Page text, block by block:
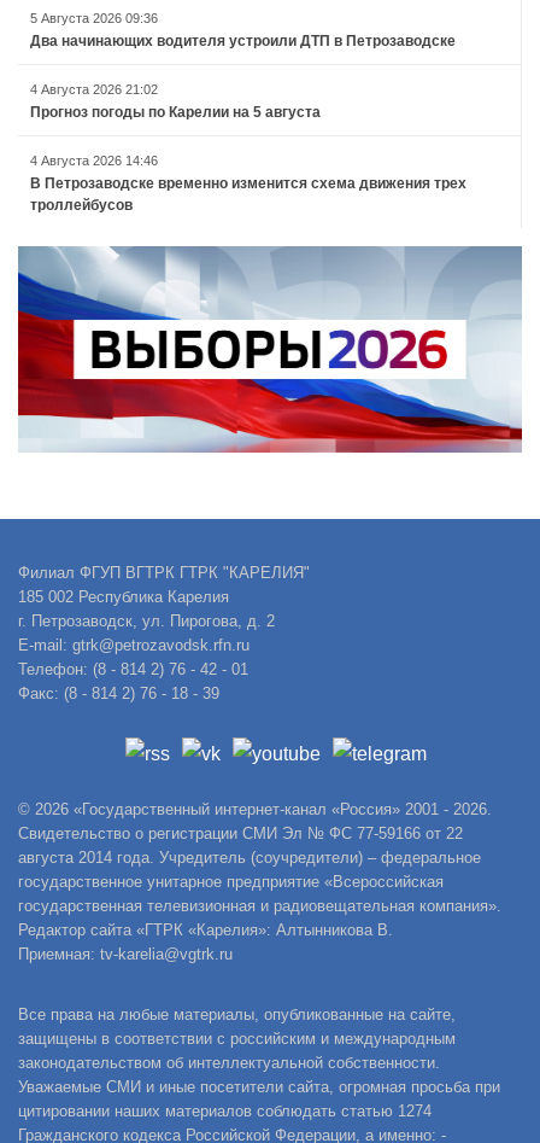
5 Августа 2026 09:36
Два начинающих водителя устроили ДТП в Петрозаводске
4 Августа 2026 21:02
Прогноз погоды по Карелии на 5 августа
4 Августа 2026 14:46
В Петрозаводске временно изменится схема движения трех
троллейбусов
Филиал ФГУП ВГТРК ГТРК "КАРЕЛИЯ"
185 002 Республика Карелия
г. Петрозаводск, ул. Пирогова, д. 2
E-mail: gtrk@petrozavodsk.rfn.ru
Телефон: (8 - 814 2) 76 - 42 - 01
Факс: (8 - 814 2) 76 - 18 - 39
© 2026 «Государственный интернет-канал «Россия» 2001 - 2026.
Свидетельство о регистрации СМИ Эл № ФС 77-59166 от 22
августа 2014 года. Учредитель (соучредители) – федеральное
государственное унитарное предприятие «Всероссийская
государственная телевизионная и радиовещательная компания».
Редактор сайта «ГТРК «Карелия»: Алтынникова В.
Приемная: tv-karelia@vgtrk.ru
Все права на любые материалы, опубликованные на сайте,
защищены в соответствии с российским и международным
законодательством об интеллектуальной собственности.
Уважаемые СМИ и иные посетители сайта, огромная просьба при
цитировании наших материалов соблюдать статью 1274
Гражданского кодекса Российской Федерации, а именно: -